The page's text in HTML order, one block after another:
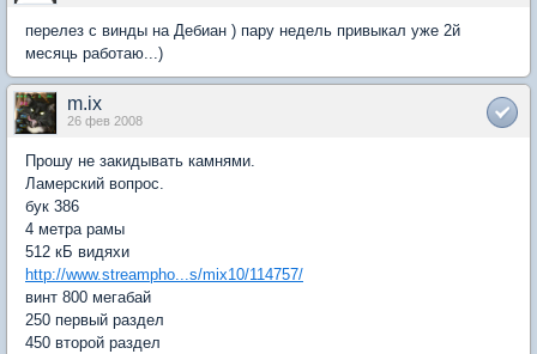
перелез с винды на Дебиан ) пару недель привыкал уже 2й
месяць работаю...)
m.ix
26 фев 2008
Прошу не закидывать камнями.
Ламерский вопрос.
бук 386
4 метра рамы
512 кБ видяхи
http://www.streampho...s/mix10/114757/
винт 800 мегабай
250 первый раздел
450 второй раздел